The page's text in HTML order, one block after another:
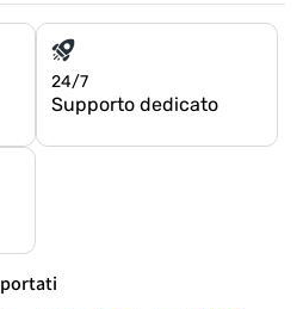
24/7
Supporto dedicato